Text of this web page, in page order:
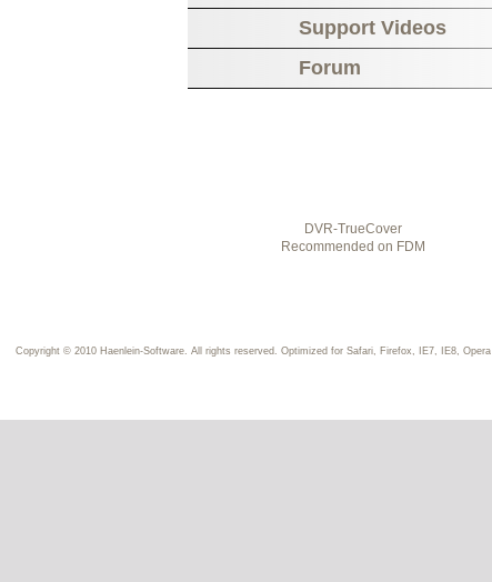
Support Videos
Forum
DVR-TrueCover
Recommended on FDM
Copyright © 2010 Haenlein-Software. All rights reserved. Optimized for Safari, Firefox, IE7, IE8, Opera